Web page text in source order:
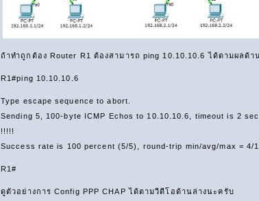
ถ้าทำถูกต้อง Router R1 ต้องสามารถ ping 10.10.10.6 ได้ตามผลด้า
R1#ping 10.10.10.6
Type escape sequence to abort.
Sending 5, 100-byte ICMP Echos to 10.10.10.6, timeout is 2
!!!!!
Success rate is 100 percent (5/5), round-trip min/avg/max = 4/
R1#
ดูตัวอย่างการ Config PPP CHAP ได้ตามวีดีโอด้านล่างนะครับ